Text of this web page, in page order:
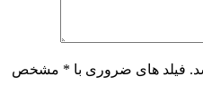
فیلد های ضروری با * مشخص